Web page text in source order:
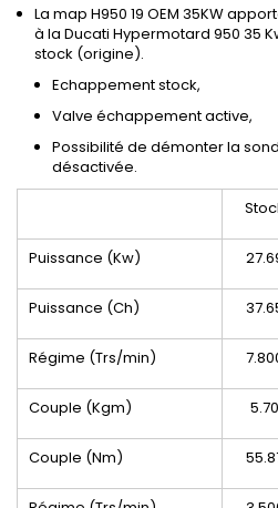
La map H950 19 OEM 35KW
à la Ducati Hypermotard 950 35
stock (origine).
Echappement stock,
Valve échappement active,
Possibilité de démonter la
désactivée.
Puissance (Kw)
Puissance (Ch)
Régime (Trs/min)
Couple (Kgm) 5.70
Couple (Nm)